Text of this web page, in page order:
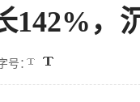
142%，
号：